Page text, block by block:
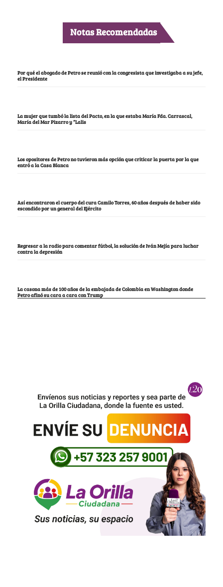
Notas Recomendadas
Por qué el abogado de Petro se reunió con la congresista que investigaba a su jefe,
el Presidente
La mujer que tumbó la lista del Pacto, en la que estaba María Fda. Carrascal,
María del Mar Pizarro y “Lalis
Los opositores de Petro no tuvieron más opción que criticar la puerta por la que
entró a la Casa Blanca
Así encontraron el cuerpo del cura Camilo Torres, 60 años después de haber sido
escondido por un general del Ejército
Regresar a la radio para comentar fútbol, la solución de Iván Mejía para luchar
contra la depresión
La casona más de 100 años de la embajada de Colombia en Washington donde
Petro afinó su cara a cara con Trump